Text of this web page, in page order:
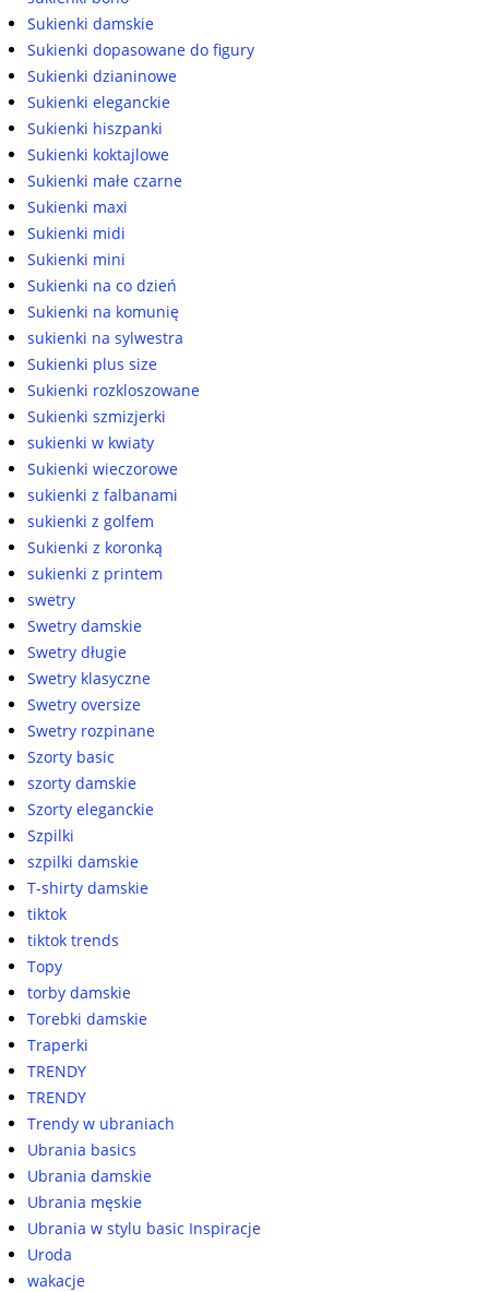
Sukienki damskie
Sukienki dopasowane do figury
Sukienki dzianinowe
Sukienki eleganckie
Sukienki hiszpanki
Sukienki koktajlowe
Sukienki małe czarne
Sukienki maxi
Sukienki midi
Sukienki mini
Sukienki na co dzień
Sukienki na komunię
sukienki na sylwestra
Sukienki plus size
Sukienki rozkloszowane
Sukienki szmizjerki
sukienki w kwiaty
Sukienki wieczorowe
sukienki z falbanami
sukienki z golfem
Sukienki z koronką
sukienki z printem
swetry
Swetry damskie
Swetry długie
Swetry klasyczne
Swetry oversize
Swetry rozpinane
Szorty basic
szorty damskie
Szorty eleganckie
Szpilki
szpilki damskie
T-shirty damskie
tiktok
tiktok trends
Topy
torby damskie
Torebki damskie
Traperki
TRENDY
TRENDY
Trendy w ubraniach
Ubrania basics
Ubrania damskie
Ubrania męskie
Ubrania w stylu basic Inspiracje
Uroda
wakacje